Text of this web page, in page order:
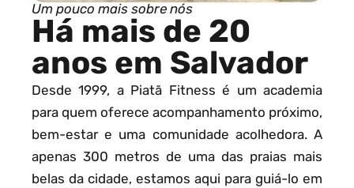
Um pouco mais sobre nós
Há mais de 20
anos em Salvador
Desde 1999, a Piatã Fitness é um academia
para quem oferece acompanhamento próximo,
bem-estar e uma comunidade acolhedora. A
apenas 300 metros de uma das praias mais
belas da cidade, estamos aqui para guiá-lo em